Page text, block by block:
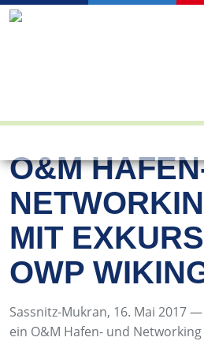
O&M
MIT
OWP
Sassnitz-Mukran, 16. Mai 2017
ein O&M Hafen- und